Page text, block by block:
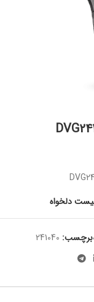
دلخواه
برچسب: 241040